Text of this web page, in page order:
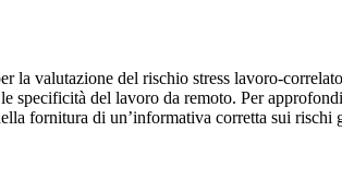
valutazione del rischio stress lavoro-
specificità del lavoro da remoto. Per
fornitura di un’informativa corretta sui rischi